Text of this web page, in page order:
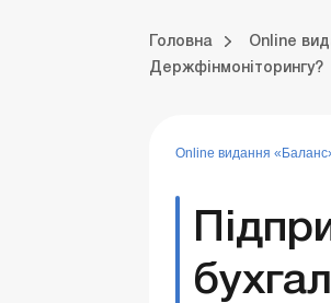
Головна Online
Держфінмоніторингу?
Online видання